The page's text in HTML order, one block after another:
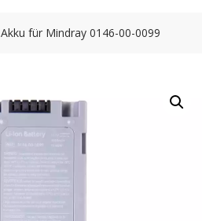
Akku für Mindray 0146-00-0099